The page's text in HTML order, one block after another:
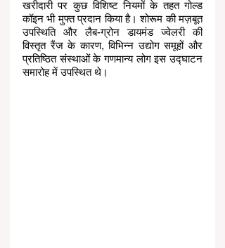
खरीदारी पर कुछ विशिष्ट नियमों के तहत गोल्ड
कॉइन भी मुफ्त प्रदान किया है। शोरूम की मज़बूत
उपस्थिति और लैब-ग्रोन डायमंड ज्वेलरी की
विस्तृत रैंज के कारण, विभिन्न उद्योग समूहों और
प्रतिष्ठित संस्थाओं के गणमान्य लोग इस उद्घाटन
समारोह में उपस्थित थे।